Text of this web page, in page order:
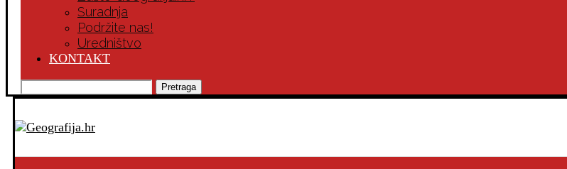
Suradnja
Podržite nas!
Uredništvo
KONTAKT
Pretraga